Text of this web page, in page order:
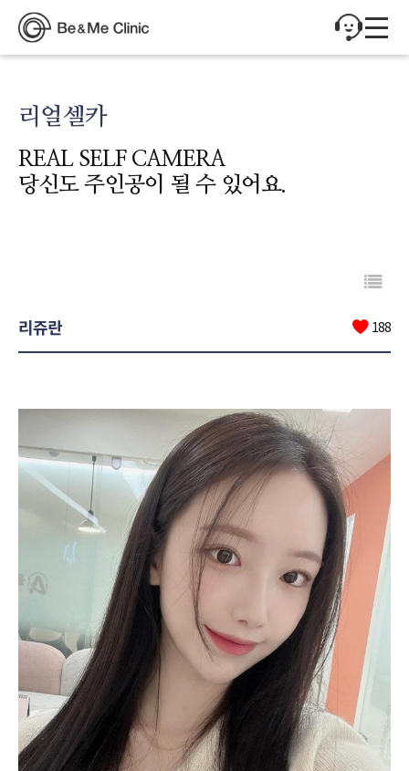
리얼셀카
REAL SELF CAMERA
당신도 주인공이 될 수 있어요.
리쥬란 188